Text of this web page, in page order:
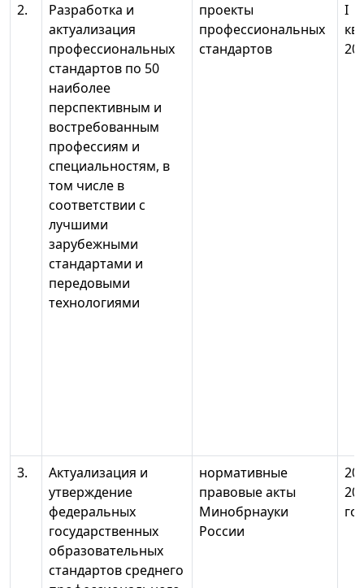
2.
Разработка и
актуализация
профессиональных
стандартов по 50
наиболее
перспективным и
востребованным
профессиям и
специальностям, в
том числе в
соответствии с
лучшими
зарубежными
стандартами и
передовыми
технологиями
проекты
профессиональных
стандартов
I
3.
Актуализация и
утверждение
федеральных
государственных
образовательных
стандартов среднего
нормативные
правовые акты
Минобрнауки
России